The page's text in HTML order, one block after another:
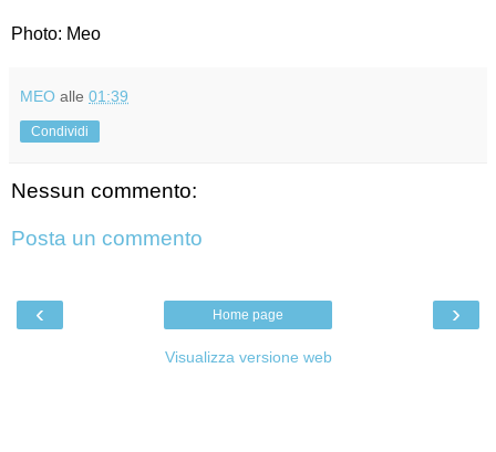
Photo: Meo
MEO alle 01:39
Condividi
Nessun commento:
Posta un commento
‹ ›
Home page
Visualizza versione web